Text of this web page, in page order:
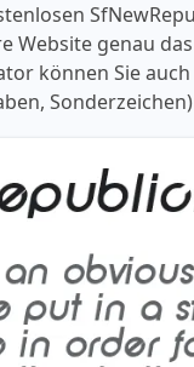
Website genau
können Sie